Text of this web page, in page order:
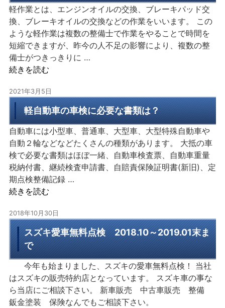
軽作業とは、エンジンオイルの交換、ブレーキパッド交
換、ブレーキオイルの交換などの作業をいいます。 この
ような軽作業は複数の整備士で作業をやることで時間を
短縮できますが、昨今の人不足の影響により、複数の整
備士がつきっきりに …
続きを読む
2021年3月5日
軽自動車の車検に必要な書類は？
自動車には小型車、普通車、大型車、大型特殊自動車や
自動２輪などなどたくさんの種類があります。 大抵の車
検で必要な書類はほぼ一緒、自動車検査票、自動車重量
税納付書、継続検査申請書、自賠責保険証明書(新旧)、定
期点検整備記録 …
続きを読む
2018年10月30日
スズキ愛車無料点検 2018.10～2019.01末ま
で
今年も始まりました、スズキの愛車無料点検！ 当社
はスズキの販売特約店となっています。 スズキ車の事な
ら当店にご相談下さい。 新車販売 中古車販売 整備
鈑金塗装 保険なんでもご相談下さい。